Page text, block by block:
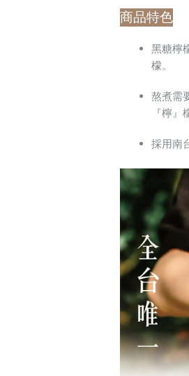
商品特色
黑糖檸
檬。
熬煮需
『檸』
採用南